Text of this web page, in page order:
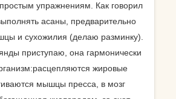
упражнениям. Как говорил
асаны, предварительно
и сухожилия (делаю разминку).
приступаю, она гармонически
жировые
мышцы пресса, в мозг